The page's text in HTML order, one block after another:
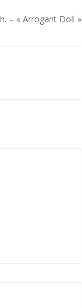
– « Arrogant Doll »